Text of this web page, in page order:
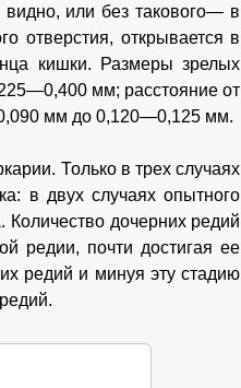
или без такового— в
отверстия, открывается в
кишки. Размеры зрелых
мм; расстояние от
мм до 0,120—0,125 мм.
Только в трех случаях
в двух случаях опытного
Количество дочерних редий
редии, почти достигая ее
редий и минуя эту стадию